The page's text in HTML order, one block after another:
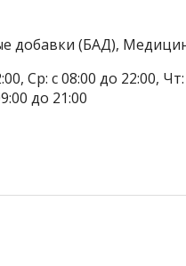
добавки (БАД),
Ср: с 08:00 до 22:00,
до 21:00